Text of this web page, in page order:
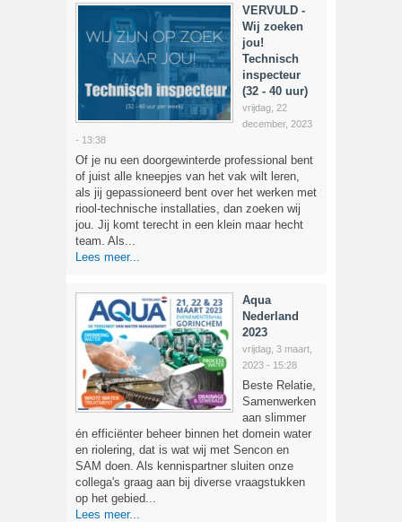
VERVULD -
Wij zoeken
jou!
Technisch
inspecteur
(32 - 40 uur)
vrijdag, 22
december, 2023
- 13:38
Of je nu een doorgewinterde professional bent
of juist alle kneepjes van het vak wilt leren,
als jij gepassioneerd bent over het werken met
riool-technische installaties, dan zoeken wij
jou. Jij komt terecht in een klein maar hecht
team. Als...
Lees meer...
Aqua
Nederland
2023
vrijdag, 3 maart,
2023 - 15:28
Beste Relatie,
Samenwerken
aan slimmer
én efficiënter beheer binnen het domein water
en riolering, dat is wat wij met Sencon en
SAM doen. Als kennispartner sluiten onze
collega's graag aan bij diverse vraagstukken
op het gebied...
Lees meer...